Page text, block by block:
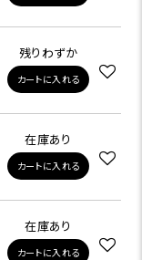
残りわずか
カートに入れる
在庫あり
カートに入れる
在庫あり
カートに入れる